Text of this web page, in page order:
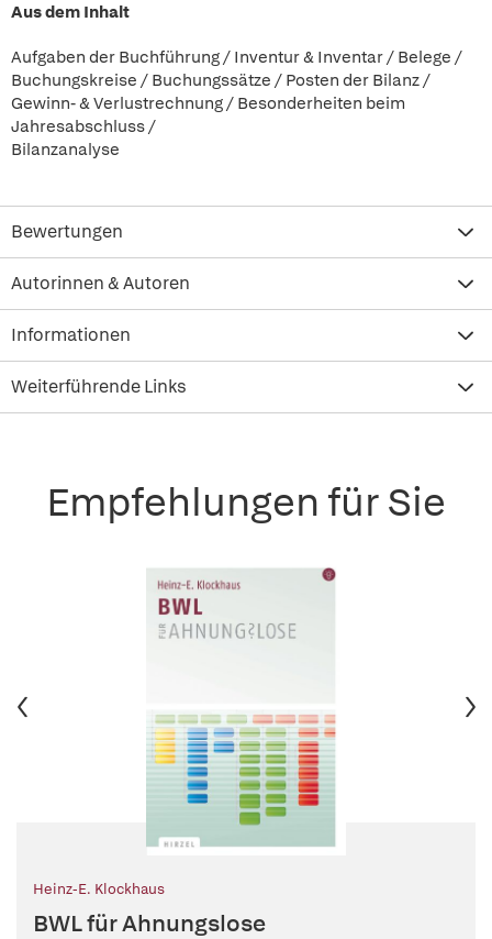
Aus dem Inhalt
Aufgaben der Buchführung / Inventur & Inventar / Belege /
Buchungskreise / Buchungssätze / Posten der Bilanz /
Gewinn- & Verlustrechnung / Besonderheiten beim
Jahresabschluss /
Bilanzanalyse
Bewertungen
Autorinnen & Autoren
Informationen
Weiterführende Links
Empfehlungen für Sie
Heinz-E. Klockhaus
BWL für Ahnungslose